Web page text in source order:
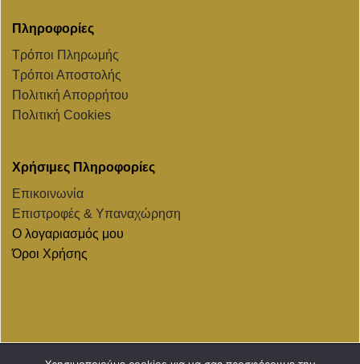
Πληροφορίες
Τρόποι Πληρωμής
Τρόποι Αποστολής
Πολιτική Απορρήτου
Πολιτική Cookies
Χρήσιμες Πληροφορίες
Επικοινωνία
Επιστροφές & Υπαναχώρηση
Ο λογαριασμός μου
Όροι Χρήσης